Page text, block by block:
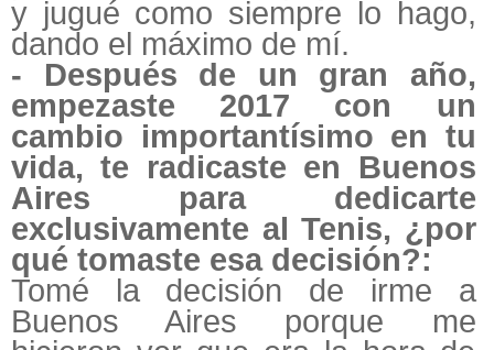
y jugué como siempre lo hago,
dando el máximo de mí.
- Después de un gran año,
empezaste 2017 con un
cambio importantísimo en tu
vida, te radicaste en Buenos
Aires para dedicarte
exclusivamente al Tenis, ¿por
qué tomaste esa decisión?:
Tomé la decisión de irme a
Buenos Aires porque me